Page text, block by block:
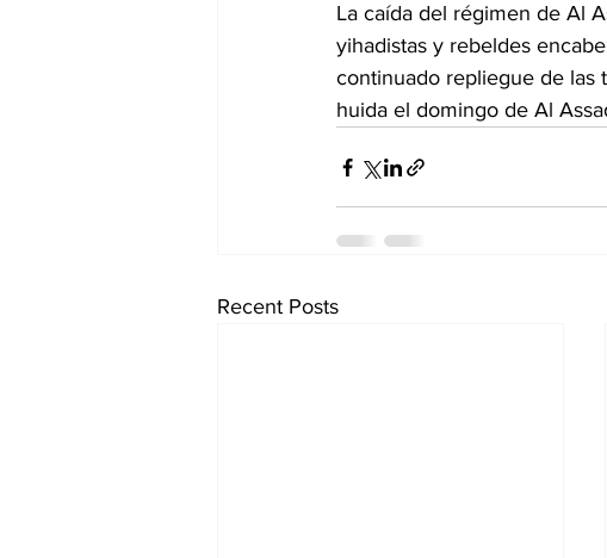
La caída del régimen de Al
yihadistas y rebeldes
continuado repliegue de las
huida el domingo de Al
Recent Posts